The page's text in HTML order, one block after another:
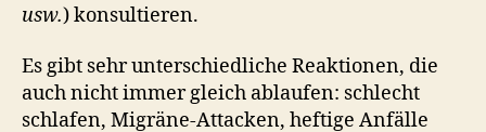
usw.) konsultieren.
Es gibt sehr unterschiedliche Reaktionen, die
auch nicht immer gleich ablaufen: schlecht
schlafen, Migräne-Attacken, heftige Anfälle